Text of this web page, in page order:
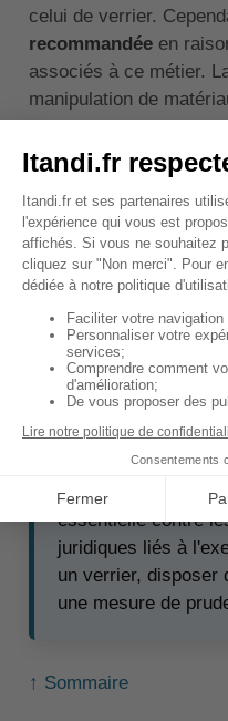
celui de verrier.
recommandéeen
associés à ce métier.
manipulation de
et la production
dommages à des tiers
Bien que la loi
assurance pour les
contractuellesou des
peuvent la rendre ainsi
lors de la participation
expositions,
couverture.
🧠À retenir :Même
obligatoire, la RC
essentielle contre
juridiques liés à
un verrier, disposer
une mesure de
↑ Sommaire